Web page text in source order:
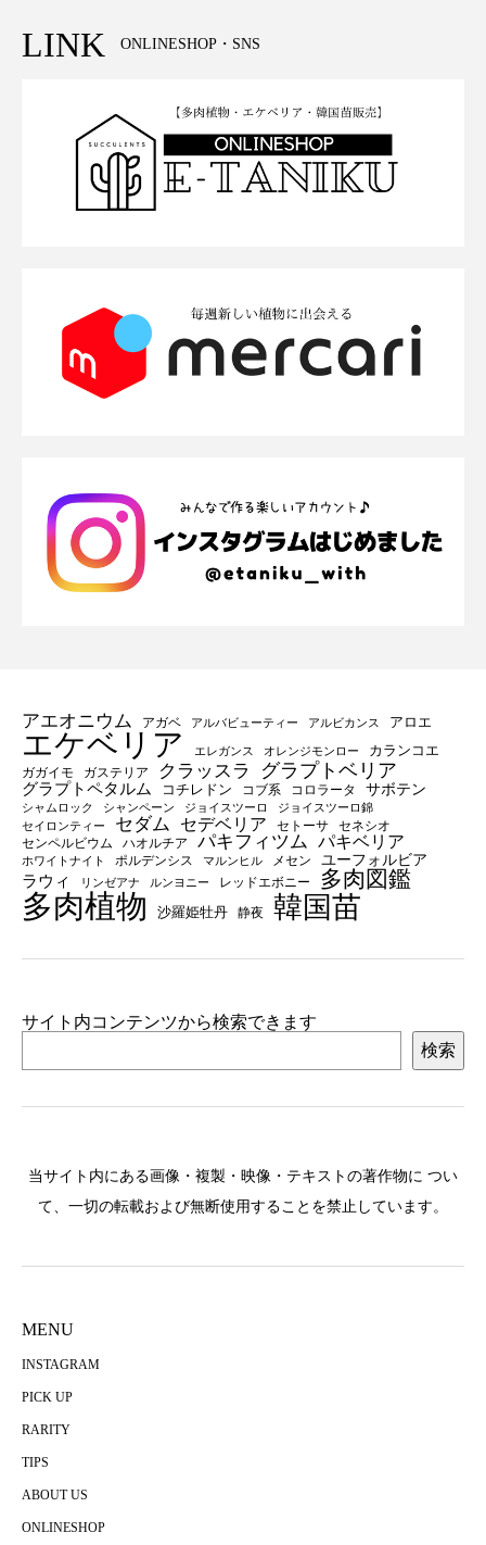
LINK ONLINESHOP・SNS
アエオニウム アガベ アルバビューティー アルビカンス アロエ
エケベリア エレガンス オレンジモンロー カランコエ
ガガイモ ガステリア クラッスラ グラプトベリア
グラプトペタルム コチレドン コブ系 コロラータ サボテン
シャムロック シャンペーン ジョイスツーロ
ジョイスツーロ錦
セイロンティー
セダム セデベリア セトーサ
セネシオ
センペルビウム
ハオルチア パキフィツム パキベリア
ホワイトナイト ポルデンシス マルンヒル メセン
ユーフォルビア
ラウィ
リンゼアナ ルンヨニー レッドエボニー 多肉図鑑
多肉植物 沙羅姫牡丹 静夜 韓国苗
サイト内コンテンツから検索できます
検索
当サイト内にある画像・複製・映像・テキストの著作物に つい
て、一切の転載および無断使用することを禁止しています。
MENU
INSTAGRAM
PICK UP
RARITY
TIPS
ABOUT US
ONLINESHOP